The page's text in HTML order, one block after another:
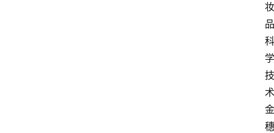
妆
品
科
学
技
术
金
穗